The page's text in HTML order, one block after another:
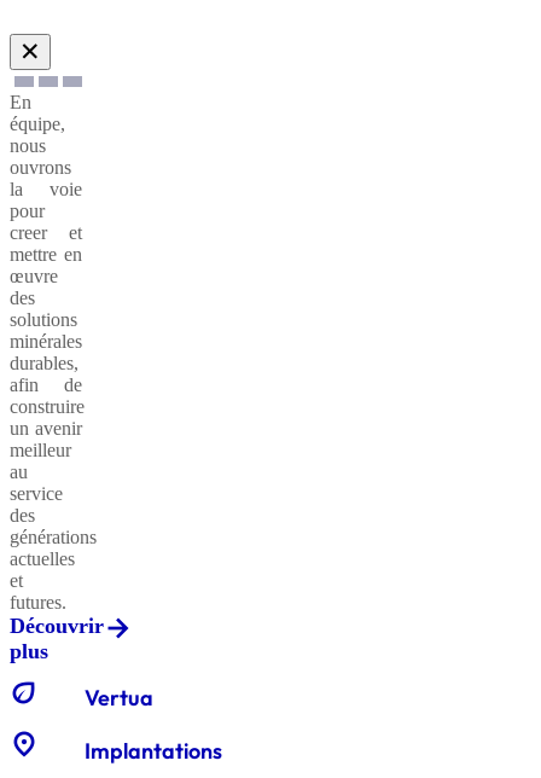
✕
En
équipe,
nous
ouvrons
la voie
pour
creer et
mettre en
œuvre
des
solutions
minérales
durables,
afin de
construire
un avenir
meilleur
au
service
des
générations
actuelles
et
futures.
Découvrir
plus
eco Vertua
location_on Implantations